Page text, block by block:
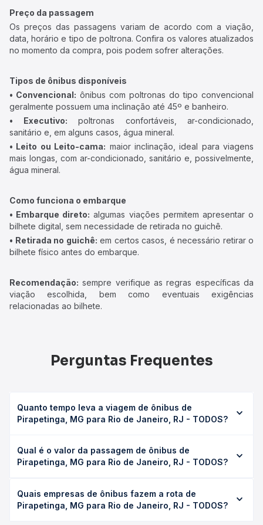
Preço da passagem
Os preços das passagens variam de acordo com a viação,
data, horário e tipo de poltrona. Confira os valores atualizados
no momento da compra, pois podem sofrer alterações.
Tipos de ônibus disponíveis
• Convencional: ônibus com poltronas do tipo convencional
geralmente possuem uma inclinação até 45º e banheiro.
• Executivo: poltronas confortáveis, ar-condicionado,
sanitário e, em alguns casos, água mineral.
• Leito ou Leito-cama: maior inclinação, ideal para viagens
mais longas, com ar-condicionado, sanitário e, possivelmente,
água mineral.
Como funciona o embarque
• Embarque direto: algumas viações permitem apresentar o
bilhete digital, sem necessidade de retirada no guichê.
• Retirada no guichê: em certos casos, é necessário retirar o
bilhete físico antes do embarque.
Recomendação: sempre verifique as regras específicas da
viação escolhida, bem como eventuais exigências
relacionadas ao bilhete.
Perguntas Frequentes
Quanto tempo leva a viagem de ônibus de
Pirapetinga, MG para Rio de Janeiro, RJ - TODOS?
Janeiro, RJ - TODOS leva em média 4h 48min, podendo
variar conforme a viação, o tipo de serviço (convencional,
duração exata de cada opção na data desejada.
Qual é o valor da passagem de ônibus de
Pirapetinga, MG para Rio de Janeiro, RJ - TODOS?
Rio de Janeiro, RJ - TODOS custa em média R$ 130,34 e
varia conforme a data da viagem, a empresa, o tipo de
Quais empresas de ônibus fazem a rota de
Pirapetinga, MG para Rio de Janeiro, RJ - TODOS?